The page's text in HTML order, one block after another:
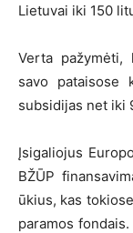
Lietuvai iki 150
Verta pažymėti,
savo pataisose
subsidijas net iki
Įsigaliojus
BŽŪP
ūkius, kas
paramos